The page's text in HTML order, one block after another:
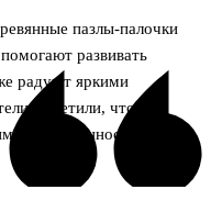
пазлы-палочки
развивать
радуют яркими
отметили, что
особенности в